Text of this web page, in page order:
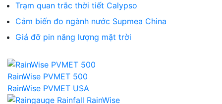
Trạm quan trắc thời tiết Calypso
Cảm biến đo ngành nước Supmea China
Giá đỡ pin năng lượng mặt trời
RainWise PVMET 500
RainWise PVMET USA